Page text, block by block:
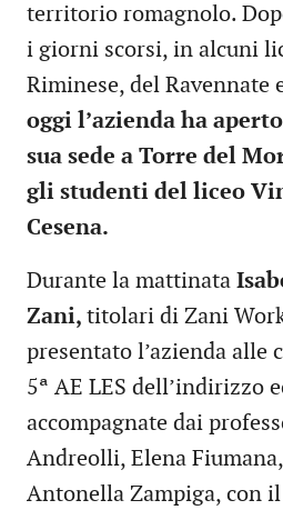
territorio romagnolo.
i giorni scorsi, in alcuni
Riminese, del Ravennate
oggi l’azienda ha
sua sede a Torre del
gli studenti del liceo
Cesena.
Durante la mattinata
Zani, titolari di Zani
presentato l’azienda alle
5ª AE LES dell’indirizzo
accompagnate dai
Andreolli, Elena
Antonella Zampiga, con